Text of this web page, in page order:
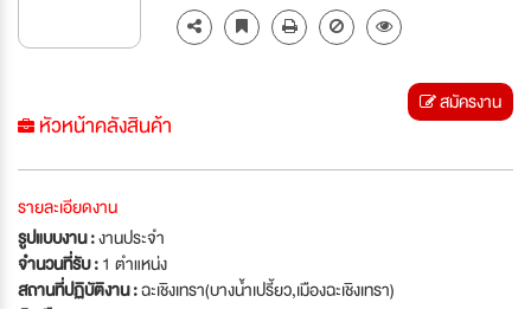
หัวหน้าคลังสินค้า
สมัครงาน
รายละเอียดงาน
รูปแบบงาน :งานประจำ
จำนวนที่รับ :1 ตำแหน่ง
สถานที่ปฏิบัติงาน :ฉะเชิงเทรา(บางน้ำเปรี้ยว,เมืองฉะเชิงเทรา)